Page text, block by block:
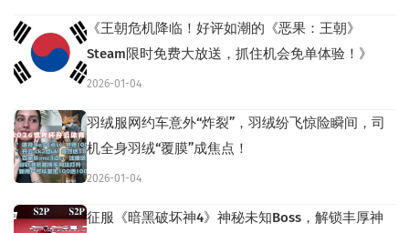
《王朝危机降临！好评如潮的《恶果：王朝》
Steam限时免费大放送，抓住机会免单体验！》
2026-01-04
羽绒服网约车意外“炸裂”，羽绒纷飞惊险瞬间，司
机全身羽绒“覆膜”成焦点！
2026-01-04
征服《暗黑破坏神4》神秘未知Boss，解锁丰厚神